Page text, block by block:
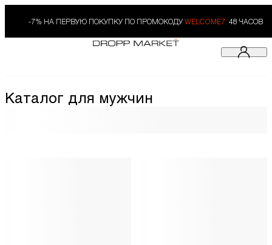
-7% НА ПЕРВУЮ ПОКУПКУ ПО ПРОМОКОДУ WELCOME7. 48 ЧАСОВ
Каталог для мужчин